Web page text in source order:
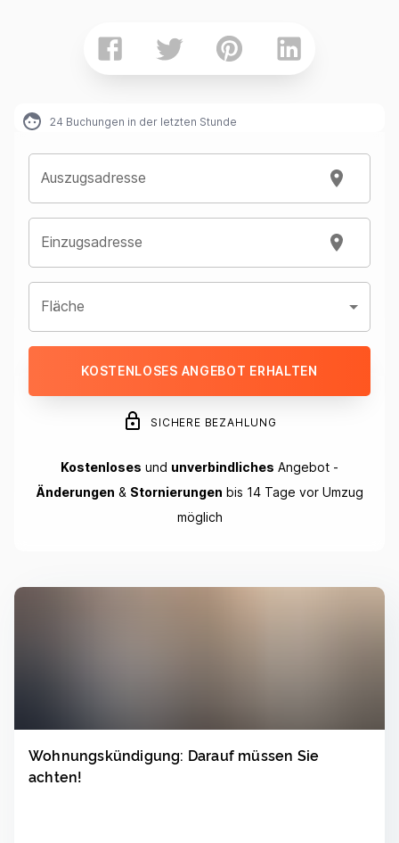
24 Buchungen in der letzten Stunde
Auszugsadresse
Einzugsadresse
Fläche
KOSTENLOSES ANGEBOT ERHALTEN
SICHERE BEZAHLUNG
Kostenloses und unverbindliches Angebot -
Änderungen & Stornierungen bis 14 Tage vor Umzug
möglich
Wohnungskündigung: Darauf müssen Sie
achten!